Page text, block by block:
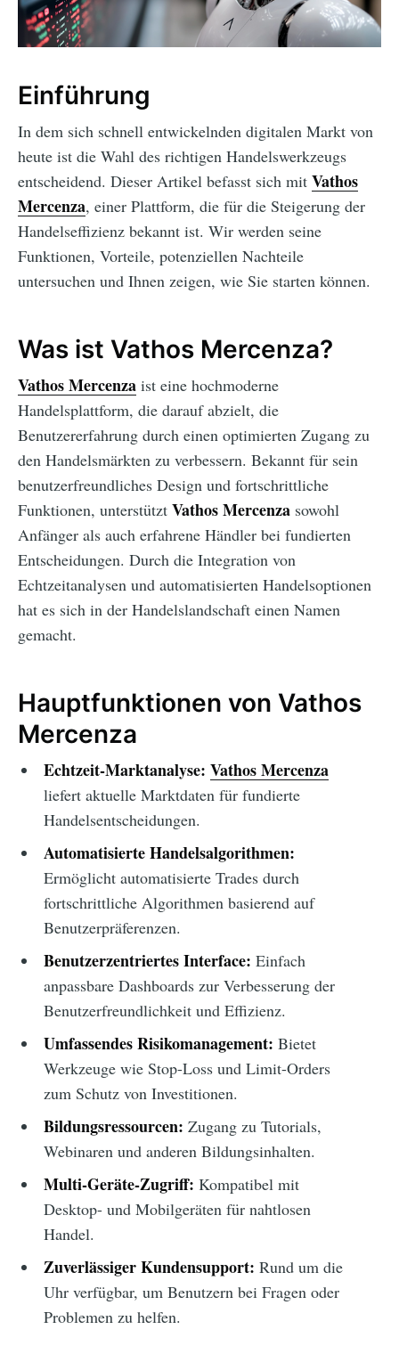
Einführung
In dem sich schnell entwickelnden digitalen Markt von
heute ist die Wahl des richtigen Handelswerkzeugs
entscheidend. Dieser Artikel befasst sich mit Vathos
Mercenza, einer Plattform, die für die Steigerung der
Handelseffizienz bekannt ist. Wir werden seine
Funktionen, Vorteile, potenziellen Nachteile
untersuchen und Ihnen zeigen, wie Sie starten können.
Was ist Vathos Mercenza?
Vathos Mercenza ist eine hochmoderne
Handelsplattform, die darauf abzielt, die
Benutzererfahrung durch einen optimierten Zugang zu
den Handelsmärkten zu verbessern. Bekannt für sein
benutzerfreundliches Design und fortschrittliche
Funktionen, unterstützt Vathos Mercenza sowohl
Anfänger als auch erfahrene Händler bei fundierten
Entscheidungen. Durch die Integration von
Echtzeitanalysen und automatisierten Handelsoptionen
hat es sich in der Handelslandschaft einen Namen
gemacht.
Hauptfunktionen von Vathos
Mercenza
Echtzeit-Marktanalyse: Vathos Mercenza
liefert aktuelle Marktdaten für fundierte
Handelsentscheidungen.
Automatisierte Handelsalgorithmen:
Ermöglicht automatisierte Trades durch
fortschrittliche Algorithmen basierend auf
Benutzerpräferenzen.
Benutzerzentriertes Interface: Einfach
anpassbare Dashboards zur Verbesserung der
Benutzerfreundlichkeit und Effizienz.
Umfassendes Risikomanagement: Bietet
Werkzeuge wie Stop-Loss und Limit-Orders
zum Schutz von Investitionen.
Bildungsressourcen: Zugang zu Tutorials,
Webinaren und anderen Bildungsinhalten.
Multi-Geräte-Zugriff: Kompatibel mit
Desktop- und Mobilgeräten für nahtlosen
Handel.
Zuverlässiger Kundensupport: Rund um die
Uhr verfügbar, um Benutzern bei Fragen oder
Problemen zu helfen.